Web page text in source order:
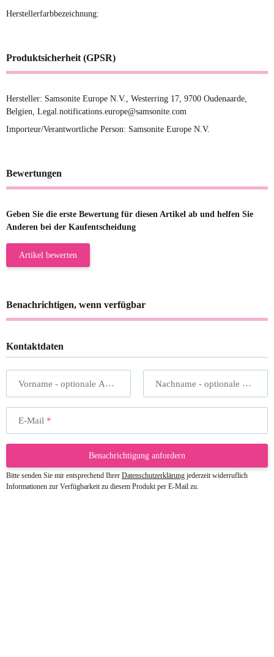
Herstellerfarbbezeichnung:
Produktsicherheit (GPSR)
Hersteller: Samsonite Europe N.V., Westerring 17, 9700 Oudenaarde,
Belgien, Legal.notifications.europe@samsonite.com
Importeur/Verantwortliche Person: Samsonite Europe N.V.
Bewertungen
Geben Sie die erste Bewertung für diesen Artikel ab und helfen Sie
Anderen bei der Kaufentscheidung
Artikel bewerten
Benachrichtigen, wenn verfügbar
Kontaktdaten
Vorname - optionale Angabe Nachname - optionale Angabe
E-Mail
Benachrichtigung anfordern
Bitte senden Sie mir entsprechend Ihrer Datenschutzerklärung jederzeit widerruflich
Informationen zur Verfügbarkeit zu diesem Produkt per E-Mail zu.